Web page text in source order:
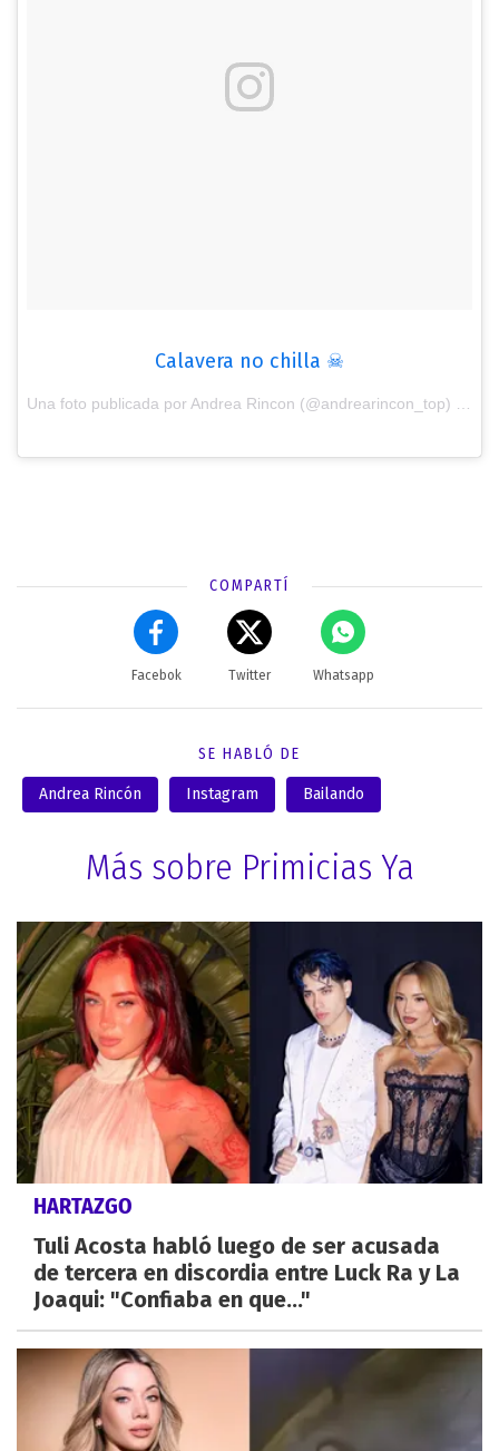
Calavera no chilla ☠
COMPARTÍ
Facebok Twitter Whatsapp
SE HABLÓ DE
Andrea Rincón Instagram Bailando
Más sobre Primicias Ya
HARTAZGO
Tuli Acosta habló luego de ser acusada
de tercera en discordia entre Luck Ra y La
Joaqui: "Confiaba en que..."